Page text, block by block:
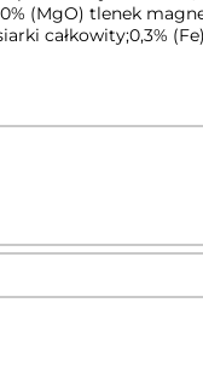
(MgO) tlenek
całkowity;0,3%